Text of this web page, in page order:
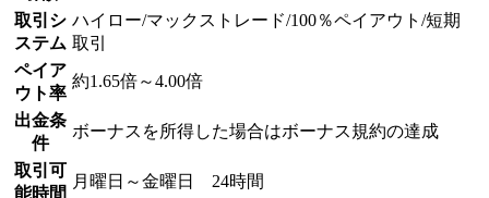
取引シ
ステム
ハイロー/マックストレード/100％ペイアウト/短期
取引
ペイア
ウト率
約1.65倍～4.00倍
出金条
件
ボーナスを所得した場合はボーナス規約の達成
取引可
能時間
月曜日～金曜日 24時間